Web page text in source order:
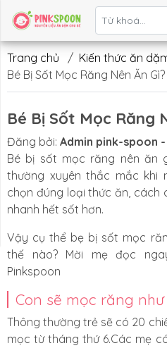
Liên hệ
Trang chủ / Kiến thức ăn
Bé Bị Sốt Mọc Răng Nên Ăn Gì?
Bé Bị Sốt Mọc Răng
Đăng bởi: Admin pink-spoon
Bé bị sốt mọc răng nên ăn
thường xuyên thắc mắc khi
chọn đúng loại thức ăn, cách
nhanh hết sốt hơn.
Vậy cụ thể bẹ bị sốt mọc
thế nào? Mời mẹ đọc
Pinkspoon
Con sẽ mọc răng
Thông thường trẻ sẽ có 20
mọc từ tháng thứ 6.Các mẹ